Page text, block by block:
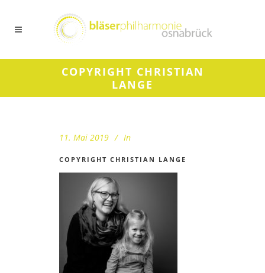
COPYRIGHT CHRISTIAN
LANGE
11. Mai 2019 In
COPYRIGHT CHRISTIAN LANGE